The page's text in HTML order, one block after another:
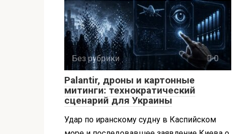
Без рубрики 0
Palantir, дроны и картонные
митинги: технократический
сценарий для Украины
Удар по иранскому судну в Каспийском